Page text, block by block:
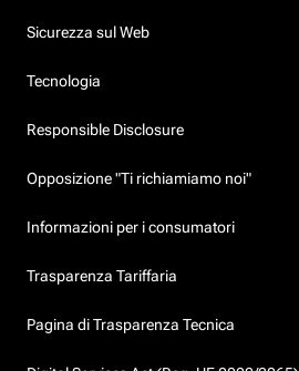
Sicurezza sul Web
Tecnologia
Responsible Disclosure
Opposizione "Ti richiamiamo noi"
Informazioni per i consumatori
Trasparenza Tariffaria
Pagina di Trasparenza Tecnica